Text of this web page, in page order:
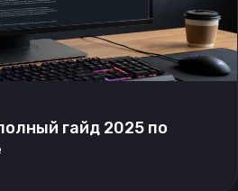
гайд 2025 по